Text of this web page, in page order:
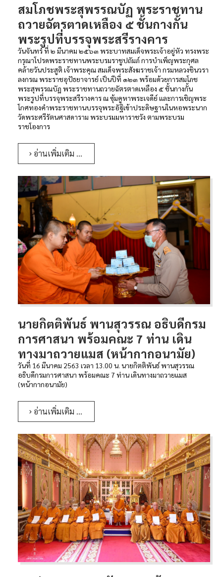
สมโภชพระสุพรรณบัฏ พระราชทาน
ถวายฉัตรตาดเหลือง ๕ ชั้นกางกั้น
พระรูปที่บรรจุพระสรีรางคาร
วันจันทร์ ที่ ๒ มีนาคม ๒๕๖๓ พระบาทสมเด็จพระเจ้าอยู่หัว ทรงพระ
กรุณาโปรดพระราชทานพระบรมราชูปถัมภ์ การบำเพ็ญพระกุศล
คล้ายวันประสูติ เจ้าพระคุณ สมเด็จพระสังฆราชเจ้า กรมหลวงชินวรา
ลงกรณ พระราชอุปัธยาจารย์ เป็นปีที่ ๑๒๓ พร้อมด้วยการสมโภช
พระสุพรรณบัฏ พระราชทานถวายฉัตรตาดเหลือง ๕ ชั้นกางกั้น
พระรูปที่บรรจุพระสรีรางคาร ณ ซุ้มคูหาพระเจดีย์ และการเชิญพระ
โกศทองคำพระราชทานบรรจุพระอัฐิเข้าประดิษฐานในหอพระนาก
วัดพระศรีรัตนศาสดาราม พระบรมมหาราชวัง ตามพระบรม
ราชโองการ
อ่านเพิ่มเติม …
นายกิตติพันธ์ พานสุวรรณ อธิบดีกรม
การศาสนา พร้อมคณะ 7 ท่าน เดิน
ทางมาถวายแมส (หน้ากากอนามัย)
วันที่ 16 มีนาคม 2563 เวลา 13.00 น. นายกิตติพันธ์ พานสุวรรณ
อธิบดีกรมการศาสนา พร้อมคณะ 7 ท่าน เดินทางมาถวายแมส
(หน้ากากอนามัย)
อ่านเพิ่มเติม …